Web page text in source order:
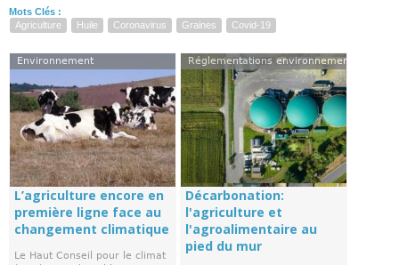
Mots Clés :
Agriculture
Huile Coronavirus Graines Covid-19
Environnement
L’agriculture encore en
première ligne face au
changement climatique
Le Haut Conseil pour le climat
Réglementations environnementales
Décarbonation:
l'agriculture et
l'agroalimentaire au
pied du mur